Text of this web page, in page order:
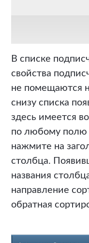
В списке
свойства
не помещаются
снизу списка
здесь имеется
по любому полю
нажмите на
столбца.
названия
направление
обратная